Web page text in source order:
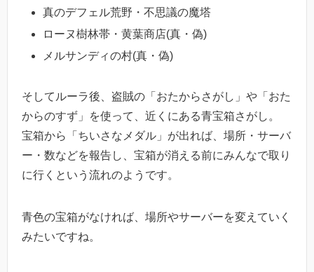
真のデフェル荒野・不思議の魔塔
ローヌ樹林帯・黄葉商店(真・偽)
メルサンディの村(真・偽)
そしてルーラ後、盗賊の「おたからさがし」や「おた
からのすず」を使って、近くにある青宝箱さがし。
宝箱から「ちいさなメダル」が出れば、場所・サーバ
ー・数などを報告し、宝箱が消える前にみんなで取り
に行くという流れのようです。
青色の宝箱がなければ、場所やサーバーを変えていく
みたいですね。